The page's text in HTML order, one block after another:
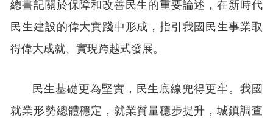
總書記關於保障和改善民生的重要論述，在新時代
民生建設的偉大實踐中形成，指引我國民生事業取
得偉大成就、實現跨越式發展。
民生基礎更為堅實，民生底線兜得更牢。我國
就業形勢總體穩定，就業質量穩步提升，城鎮調查